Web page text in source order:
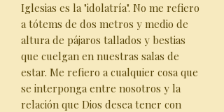
Iglesias es la "idolatría". No me refiero
a tótems de dos metros y medio de
altura de pájaros tallados y bestias
que cuelgan en nuestras salas de
estar. Me refiero a cualquier cosa que
se interponga entre nosotros y la
relación que Dios desea tener con